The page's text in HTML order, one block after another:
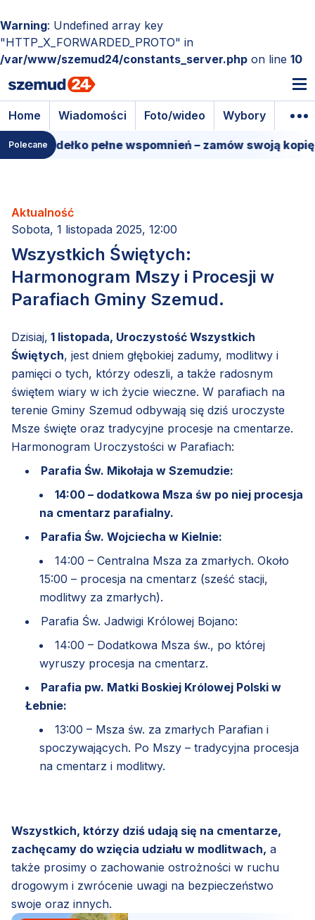
Warning: Undefined array key
"HTTP_X_FORWARDED_PROTO" in
/var/www/szemud24/constants_server.php on line 10
Home Wiadomości Foto/wideo Wybory
Polecane
pudełko pełne wspomnień – zamów swoją kopię!
Aktualność
Sobota, 1 listopada 2025, 12:00
Wszystkich Świętych:
Harmonogram Mszy i Procesji w
Parafiach Gminy Szemud.
Dzisiaj, 1 listopada, Uroczystość Wszystkich
Świętych, jest dniem głębokiej zadumy, modlitwy i
pamięci o tych, którzy odeszli, a także radosnym
świętem wiary w ich życie wieczne. W parafiach na
terenie Gminy Szemud odbywają się dziś uroczyste
Msze święte oraz tradycyjne procesje na cmentarze.
Harmonogram Uroczystości w Parafiach:
Parafia Św. Mikołaja w Szemudzie:
14:00 – dodatkowa Msza św po niej procesja
na cmentarz parafialny.
Parafia Św. Wojciecha w Kielnie:
14:00 – Centralna Msza za zmarłych. Około
15:00 – procesja na cmentarz (sześć stacji,
modlitwy za zmarłych).
Parafia Św. Jadwigi Królowej Bojano:
14:00 – Dodatkowa Msza św., po której
wyruszy procesja na cmentarz.
Parafia pw. Matki Boskiej Królowej Polski w
Łebnie:
13:00 – Msza św. za zmarłych Parafian i
spoczywających. Po Mszy – tradycyjna procesja
na cmentarz i modlitwy.
Wszystkich, którzy dziś udają się na cmentarze,
zachęcamy do wzięcia udziału w modlitwach, a
także prosimy o zachowanie ostrożności w ruchu
drogowym i zwrócenie uwagi na bezpieczeństwo
swoje oraz innych.